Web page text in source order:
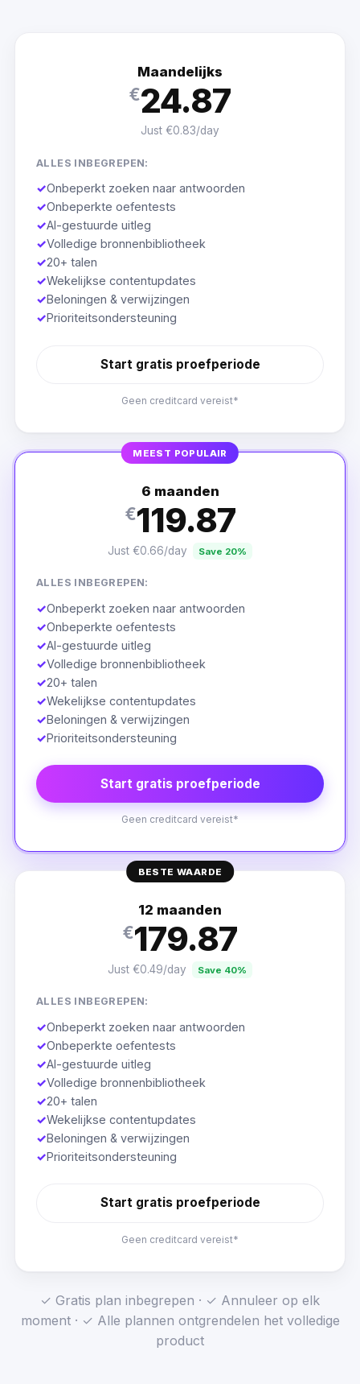
Maandelijks
€24.87
Just €0.83/day
ALLES INBEGREPEN:
✓Onbeperkt zoeken naar antwoorden
✓Onbeperkte oefentests
✓AI-gestuurde uitleg
✓Volledige bronnenbibliotheek
✓20+ talen
✓Wekelijkse contentupdates
✓Beloningen & verwijzingen
✓Prioriteitsondersteuning
Start gratis proefperiode
Geen creditcard vereist*
MEEST POPULAIR
6 maanden
€119.87
Just €0.66/day Save 20%
ALLES INBEGREPEN:
✓Onbeperkt zoeken naar antwoorden
✓Onbeperkte oefentests
✓AI-gestuurde uitleg
✓Volledige bronnenbibliotheek
✓20+ talen
✓Wekelijkse contentupdates
✓Beloningen & verwijzingen
✓Prioriteitsondersteuning
Start gratis proefperiode
Geen creditcard vereist*
BESTE WAARDE
12 maanden
€179.87
Just €0.49/day Save 40%
ALLES INBEGREPEN:
✓Onbeperkt zoeken naar antwoorden
✓Onbeperkte oefentests
✓AI-gestuurde uitleg
✓Volledige bronnenbibliotheek
✓20+ talen
✓Wekelijkse contentupdates
✓Beloningen & verwijzingen
✓Prioriteitsondersteuning
Start gratis proefperiode
Geen creditcard vereist*
✓ Gratis plan inbegrepen · ✓ Annuleer op elk
moment · ✓ Alle plannen ontgrendelen het volledige
product